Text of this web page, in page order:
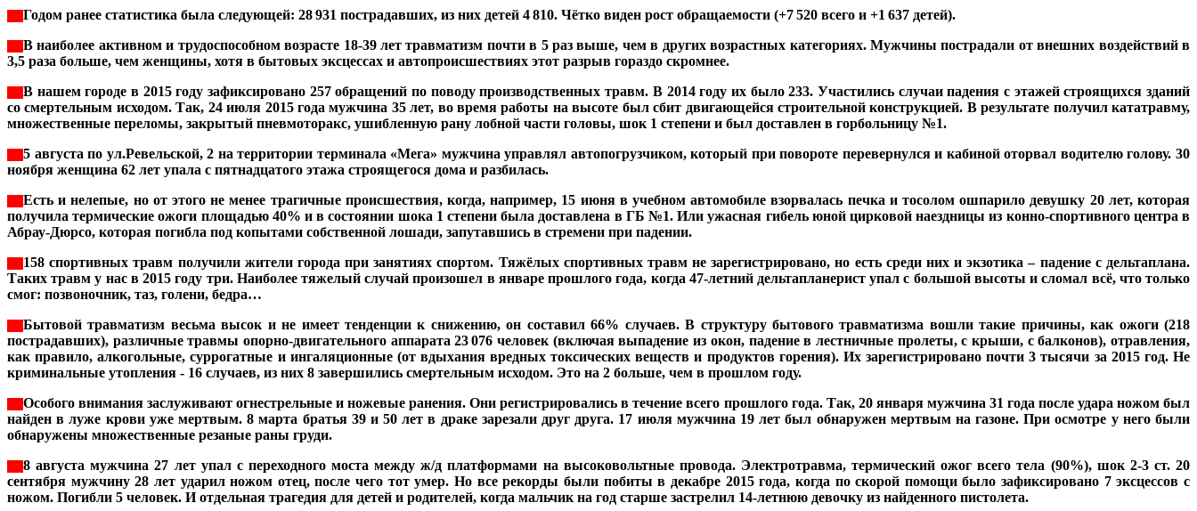
Годом ранее статистика была следующей: 28931 пострадавших, из них детей 4810. Чётко виден рост обращаемости (+7520 всего и +1 637 детей).
В наиболее активном и трудоспособном возрасте 18-39 лет травматизм почти в 5 раз выше, чем в других возрастных категориях. Мужчины пострадали от внешних воздействий в
3,5 раза больше, чем женщины, хотя в бытовых эксцессах и автопроисшествиях этот разрыв гораздо скромнее.
В нашем городе в 2015 году зафиксировано 257 обращений по поводу производственных травм. В 2014 году их было 233. Участились случаи падения с этажей строящихся зданий
со смертельным исходом. Так, 24 июля 2015 года мужчина 35 лет, во время работы на высоте был сбит двигающейся строительной конструкцией. В результате получил кататравму,
множественные переломы, закрытый пневмоторакс, ушибленную рану лобной части головы, шок 1 степени и был доставлен в горбольницу №1.
5 августа по ул.Ревельской, 2 на территории терминала «Мега» мужчина управлял автопогрузчиком, который при повороте перевернулся и кабиной оторвал водителю голову. 30
ноября женщина 62 лет упала с пятнадцатого этажа строящегося дома и разбилась.
Есть и нелепые, но от этого не менее трагичные происшествия, когда, например, 15 июня в учебном автомобиле взорвалась печка и тосолом ошпарило девушку 20 лет, которая
получила термические ожоги площадью 40% и в состоянии шока 1 степени была доставлена в ГБ №1. Или ужасная гибель юной цирковой наездницы из конно-спортивного центра в
Абрау-Дюрсо, которая погибла под копытами собственной лошади, запутавшись в стремени при падении.
158 спортивных травм получили жители города при занятиях спортом. Тяжёлых спортивных травм не зарегистрировано, но есть среди них и экзотика – падение с дельтаплана.
Таких травм у нас в 2015 году три. Наиболее тяжелый случай произошел в январе прошлого года, когда 47-летний дельтапланерист упал с большой высоты и сломал всё, что только
смог: позвоночник, таз, голени, бедра…
Бытовой травматизм весьма высок и не имеет тенденции к снижению, он составил 66% случаев. В структуру бытового травматизма вошли такие причины, как ожоги (218
пострадавших), различные травмы опорно-двигательного аппарата 23 .076 человек (включая выпадение из окон, падение в лестничные пролеты, с крыши, с балконов), отравления,
как правило, алкогольные, суррогатные и ингаляционные (от вдыхания вредных токсических веществ и продуктов горения). Их зарегистрировано почти 3 тысячи за 2015 год. Не
криминальные утопления - 16 случаев, из них 8 завершились смертельным исходом. Это на 2 больше, чем в прошлом году.
Особого внимания заслуживают огнестрельные и ножевые ранения. Они регистрировались в течение всего прошлого года. Так, 20 января мужчина 31 года после удара ножом был
найден в луже крови уже мертвым. 8 марта братья 39 и 50 лет в драке зарезали друг друга. 17 июля мужчина 19 лет был обнаружен мертвым на газоне. При осмотре у него были
обнаружены множественные резаные раны груди.
8 августа мужчина 27 лет упал с переходного моста между ж/д платформами на высоковольтные провода. Электротравма, термический ожог всего тела (90%), шок 2-3 ст. 20
сентября мужчину 28 лет ударил ножом отец, после чего тот умер. Но все рекорды были побиты в декабре 2015 года, когда по скорой помощи было зафиксировано 7 эксцессов с
ножом. Погибли 5 человек. И отдельная трагедия для детей и родителей, когда мальчик на год старше застрелил 14-летнюю девочку из найденного пистолета.